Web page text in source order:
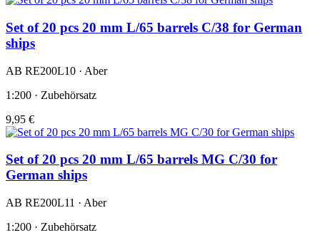
Set of 20 pcs 20 mm L/65 barrels C/38 for German
ships
AB RE200L10 · Aber
1:200 · Zubehörsatz
9,95 €
Set of 20 pcs 20 mm L/65 barrels MG C/30 for
German ships
AB RE200L11 · Aber
1:200 · Zubehörsatz